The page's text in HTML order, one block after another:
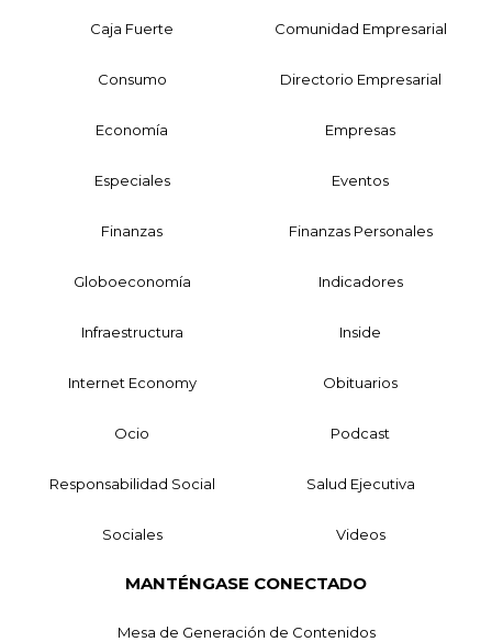
Caja Fuerte Comunidad Empresarial
Consumo Directorio Empresarial
Economía Empresas
Especiales Eventos
Finanzas Finanzas Personales
Globoeconomía Indicadores
Infraestructura Inside
Internet Economy Obituarios
Ocio Podcast
Responsabilidad Social Salud Ejecutiva
Sociales Videos
MANTÉNGASE CONECTADO
Mesa de Generación de Contenidos